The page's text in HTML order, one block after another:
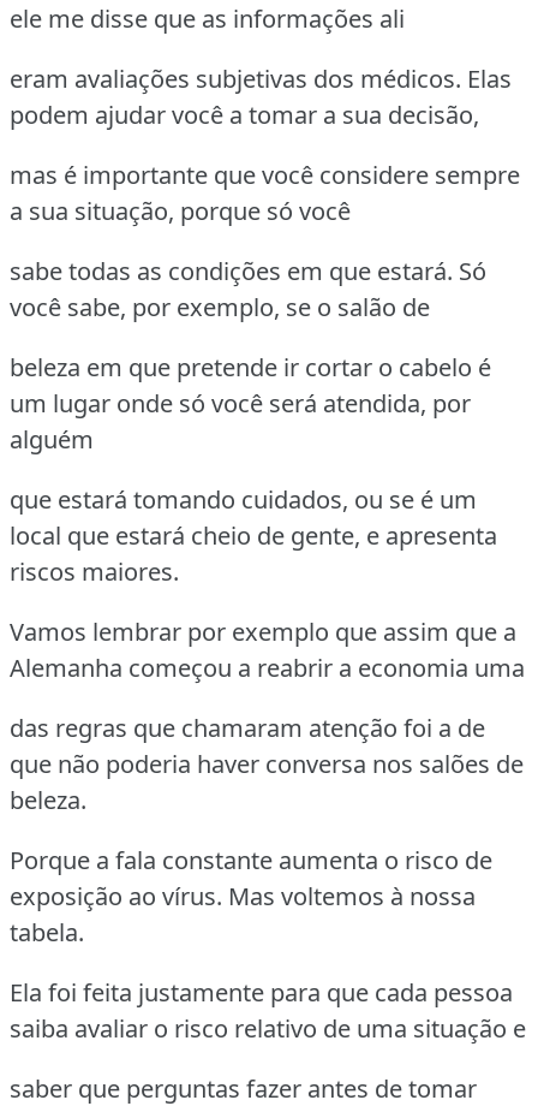
ele me disse que as informações ali
eram avaliações subjetivas dos médicos. Elas
podem ajudar você a tomar a sua decisão,
mas é importante que você considere sempre
a sua situação, porque só você
sabe todas as condições em que estará. Só
você sabe, por exemplo, se o salão de
beleza em que pretende ir cortar o cabelo é
um lugar onde só você será atendida, por
alguém
que estará tomando cuidados, ou se é um
local que estará cheio de gente, e apresenta
riscos maiores.
Vamos lembrar por exemplo que assim que a
Alemanha começou a reabrir a economia uma
das regras que chamaram atenção foi a de
que não poderia haver conversa nos salões de
beleza.
Porque a fala constante aumenta o risco de
exposição ao vírus. Mas voltemos à nossa
tabela.
Ela foi feita justamente para que cada pessoa
saiba avaliar o risco relativo de uma situação e
saber que perguntas fazer antes de tomar